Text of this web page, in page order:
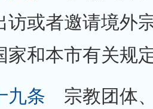
访或者邀请境外
家和本市有关规
条 宗教团体